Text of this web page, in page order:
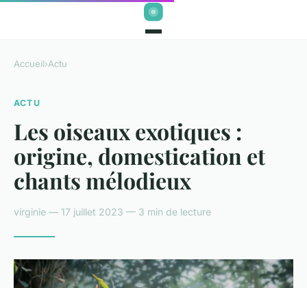
Accueil›Actu
ACTU
Les oiseaux exotiques :
origine, domestication et
chants mélodieux
virginie — 17 juillet 2023 — 3 min de lecture